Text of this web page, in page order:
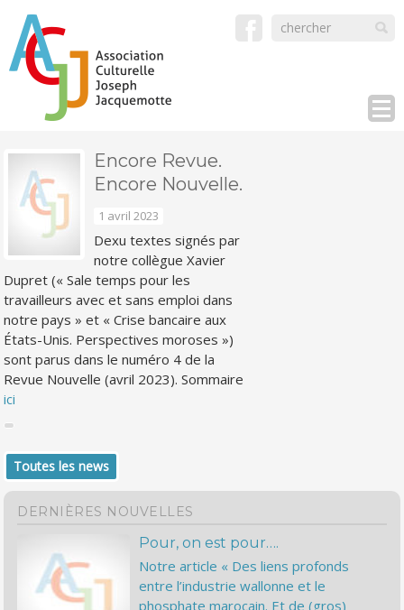
Encore Revue.
Encore Nouvelle.
1 avril 2023
Dexu textes signés par
notre collègue Xavier
Dupret (« Sale temps pour les
travailleurs avec et sans emploi dans
notre pays » et « Crise bancaire aux
États-Unis. Perspectives moroses »)
sont parus dans le numéro 4 de la
Revue Nouvelle (avril 2023). Sommaire
ici
Toutes les news
DERNIÈRES NOUVELLES
Pour, on est pour….
Notre article « Des liens profonds
entre l’industrie wallonne et le
phosphate marocain. Et de (gros)